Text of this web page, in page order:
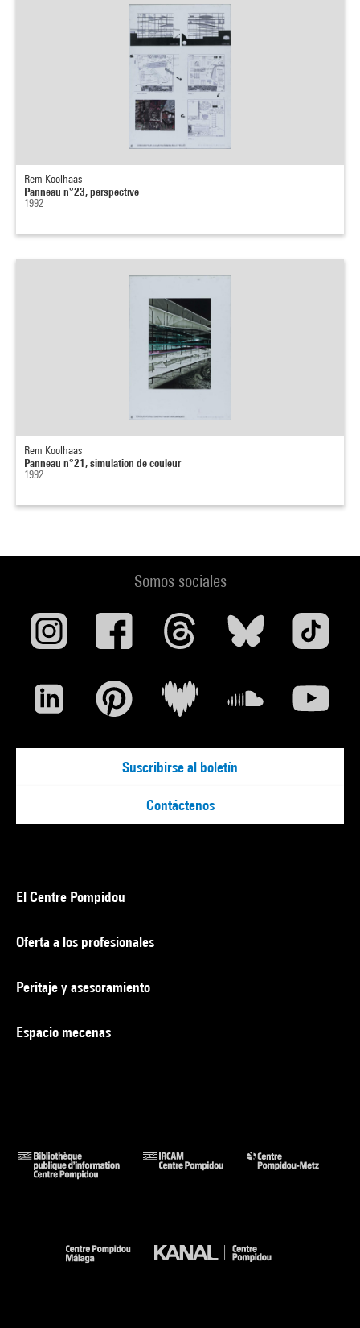
Rem Koolhaas
Panneau n°23, perspective
1992
Rem Koolhaas
Panneau n°21, simulation de couleur
1992
Somos sociales
Suscribirse al boletín
Contáctenos
El Centre Pompidou
Oferta a los profesionales
Peritaje y asesoramiento
Espacio mecenas